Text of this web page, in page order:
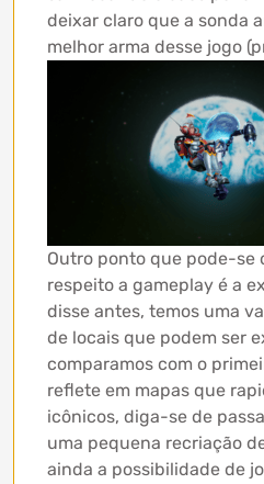
deixar claro que a sonda
melhor arma desse jogo
Outro ponto que pode-se
respeito a gameplay é a
disse antes, temos uma
de locais que podem ser
comparamos com o
reflete em mapas que
icônicos, diga-se de
uma pequena recriação
ainda a possibilidade de